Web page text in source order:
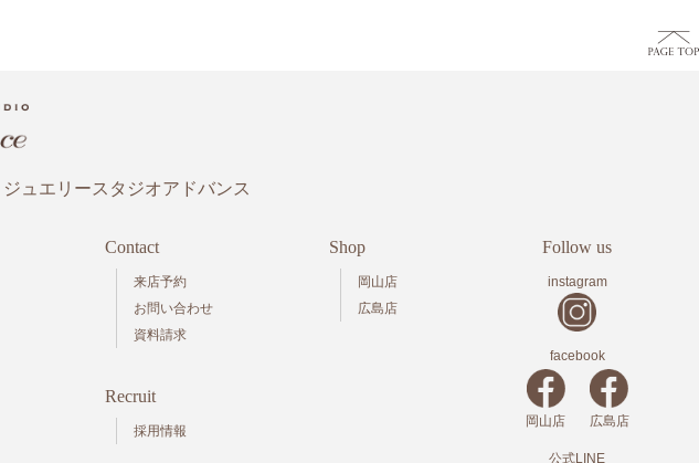
ジュエリースタジオアドバンス
Contact
来店予約
お問い合わせ
資料請求
Recruit
採用情報
Shop
岡山店
広島店
Follow us
instagram
facebook
岡山店 広島店
公式LINE